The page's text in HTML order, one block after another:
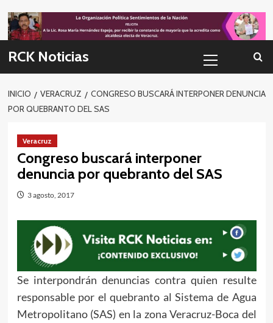
to
content
RCK Noticias
primario
INICIO VERACRUZ
CONGRESO BUSCARÁ INTERPONER DENUNCIA
POR QUEBRANTO DEL SAS
Veracruz
Congreso buscará interponer
denuncia por quebranto del SAS
3 agosto, 2017
Se interpondrán denuncias contra quien resulte
responsable por el quebranto al Sistema de Agua
Metropolitano (SAS) en la zona Veracruz-Boca del